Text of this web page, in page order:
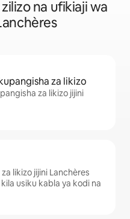
na ufikiaji wa
za likizo
za likizo jijini
likizo jijini Lanchères
usiku kabla ya kodi na